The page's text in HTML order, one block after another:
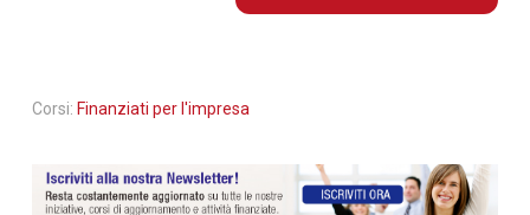
Corsi: Finanziati per l'impresa